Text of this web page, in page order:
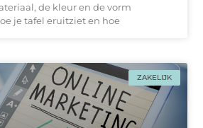
de kleur en de vorm
je tafel eruitziet en hoe
ZAKELIJK